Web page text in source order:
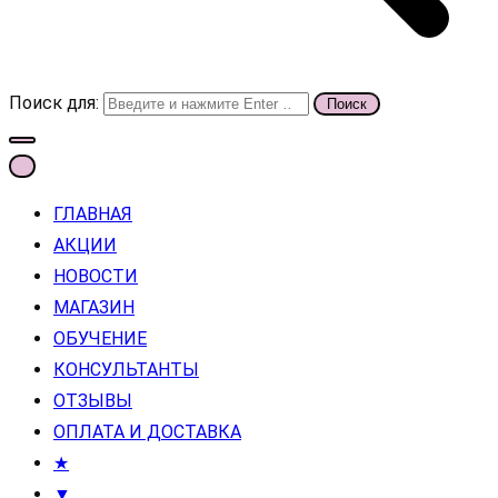
Поиск для:
ГЛАВНАЯ
АКЦИИ
НОВОСТИ
МАГАЗИН
ОБУЧЕНИЕ
КОНСУЛЬТАНТЫ
ОТЗЫВЫ
ОПЛАТА И ДОСТАВКА
★